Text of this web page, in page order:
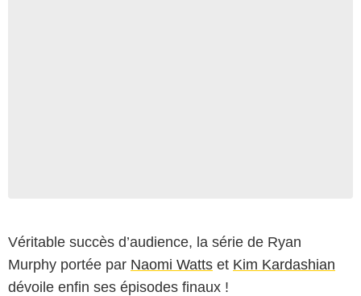
Véritable succès d’audience, la série de Ryan
Murphy portée par Naomi Watts et Kim Kardashian
dévoile enfin ses épisodes finaux !